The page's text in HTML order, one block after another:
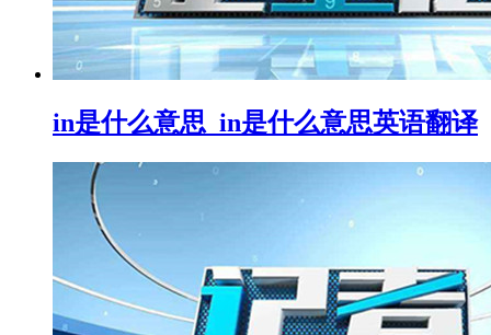
in是什么意思_in是什么意思英语翻译